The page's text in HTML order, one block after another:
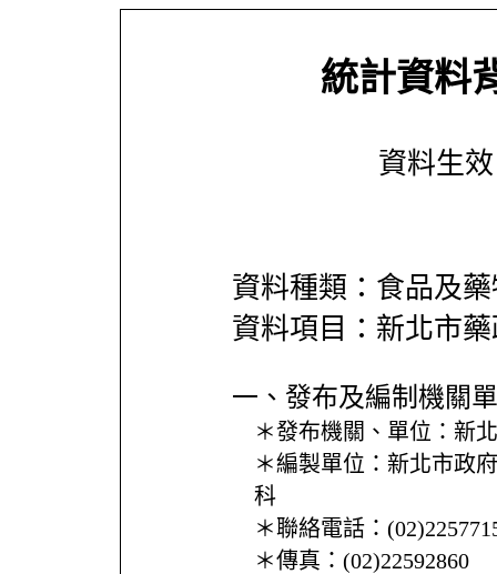
統計資料
資料生
資料種類：食品及
資料項目：新北市
一、發布及編制機關
＊發布機關、單位： 新
＊編製單位： 新北市政
科
＊聯絡電話：
＊傳真： (02)22592860